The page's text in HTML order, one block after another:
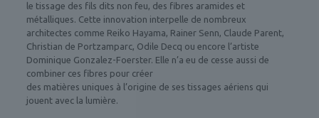
le tissage des fils dits non feu, des fibres aramides et
métalliques. Cette innovation interpelle de nombreux
architectes comme Reiko Hayama, Rainer Senn, Claude Parent,
Christian de Portzamparc, Odile Decq ou encore l’artiste
Dominique Gonzalez-Foerster. Elle n’a eu de cesse aussi de
combiner ces fibres pour créer
des matières uniques à l’origine de ses tissages aériens qui
jouent avec la lumière.